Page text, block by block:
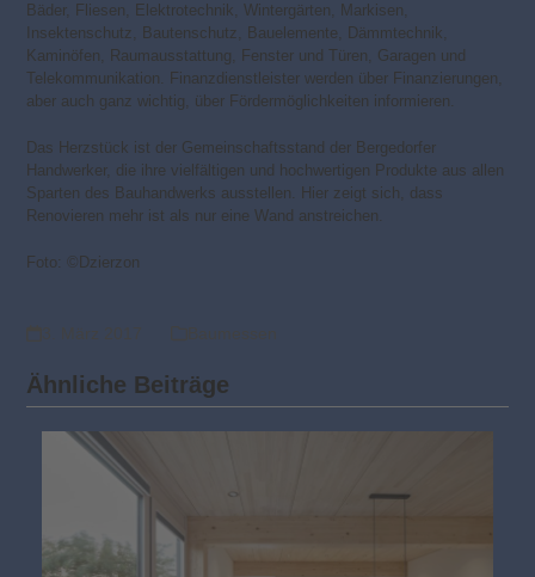
Bäder, Fliesen, Elektrotechnik, Wintergärten, Markisen,
Insektenschutz, Bautenschutz, Bauelemente, Dämmtechnik,
Kaminöfen, Raumausstattung, Fenster und Türen, Garagen und
Telekommunikation. Finanzdienstleister werden über Finanzierungen,
aber auch ganz wichtig, über Fördermöglichkeiten informieren.
Das Herzstück ist der Gemeinschaftsstand der Bergedorfer
Handwerker, die ihre vielfältigen und hochwertigen Produkte aus allen
Sparten des Bauhandwerks ausstellen. Hier zeigt sich, dass
Renovieren mehr ist als nur eine Wand anstreichen.
Foto: ©Dzierzon
Ähnliche Beiträge